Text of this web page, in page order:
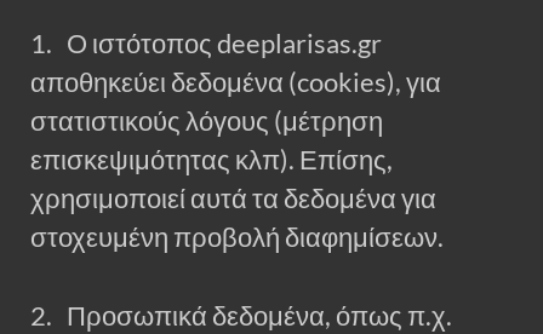
1. Ο ιστότοπος deeplarisas.gr
αποθηκεύει δεδομένα (cookies), για
στατιστικούς λόγους (μέτρηση
επισκεψιμότητας κλπ). Επίσης,
χρησιμοποιεί αυτά τα δεδομένα για
στοχευμένη προβολή διαφημίσεων.
2. Προσωπικά δεδομένα, όπως π.χ.